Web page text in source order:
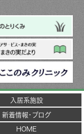
入居系施設
新着情報･ブログ
HOME